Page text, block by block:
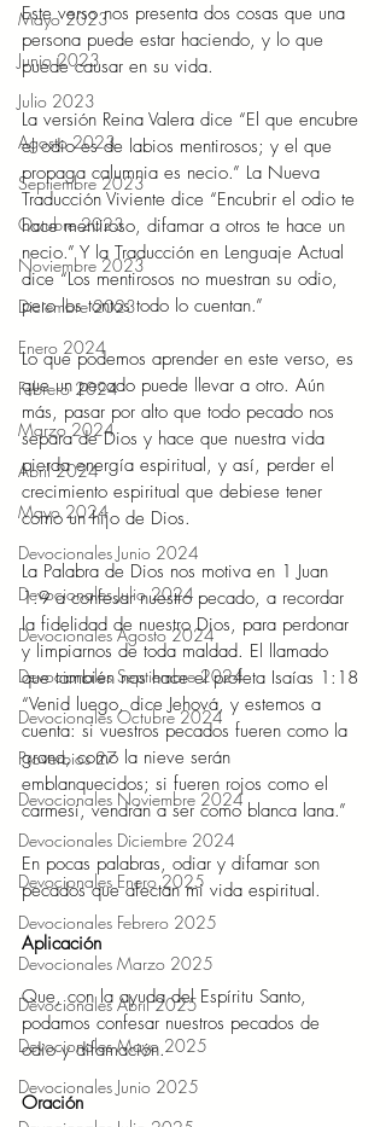
Mayo 2023
Junio 2023
Julio 2023
Agosto 2023
Septiembre 2023
Octubre 2023
Noviembre 2023
Diciembre 2023
Enero 2024
Febrero 2024
Marzo 2024
Abril 2024
Mayo 2024
Devocionales Junio 2024
Devocionales Julio 2024
Devocionales Agosto 2024
Devocionales Septiembre 2024
Devocionales Octubre 2024
Proverbios 27
Devocionales Noviembre 2024
Devocionales Diciembre 2024
Devocionales Enero 2025
Devocionales Febrero 2025
Devocionales Marzo 2025
Devocionales Abril 2025
Devocionales Mayo 2025
Devocionales Junio 2025
Este verso nos presenta dos cosas que una
persona puede estar haciendo, y lo que
puede causar en su vida.
La versión Reina Valera dice “El que encubre
el odio es de labios mentirosos; y el que
propaga calumnia es necio.” La Nueva
Traducción Viviente dice “Encubrir el odio te
hace mentiroso, difamar a otros te hace un
necio.” Y la Traducción en Lenguaje Actual
dice “Los mentirosos no muestran su odio,
pero los tontos todo lo cuentan.”
Lo que podemos aprender en este verso, es
que un pecado puede llevar a otro. Aún
más, pasar por alto que todo pecado nos
separa de Dios y hace que nuestra vida
pierda energía espiritual, y así, perder el
crecimiento espiritual que debiese tener
como un hijo de Dios.
La Palabra de Dios nos motiva en 1 Juan
1:9 a confesar nuestro pecado, a recordar
la fidelidad de nuestro Dios, para perdonar
y limpiarnos de toda maldad. El llamado
que también nos hace el profeta Isaías 1:18
“Venid luego, dice Jehová, y estemos a
cuenta: si vuestros pecados fueren como la
grana, como la nieve serán
emblanquecidos; si fueren rojos como el
carmesí, vendrán a ser como blanca lana.”
En pocas palabras, odiar y difamar son
pecados que afectan mi vida espiritual.
Aplicación
Que, con la ayuda del Espíritu Santo,
podamos confesar nuestros pecados de
odio y difamación.
Oración